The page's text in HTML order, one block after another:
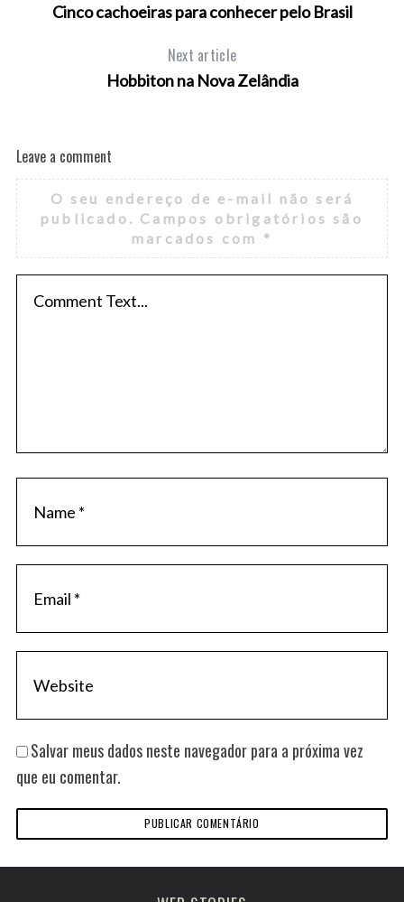
Cinco cachoeiras para conhecer pelo Brasil
Next article
Hobbiton na Nova Zelândia
Leave a comment
O seu endereço de e-mail não será
publicado. Campos obrigatórios são
marcados com *
Salvar meus dados neste navegador para a próxima vez
que eu comentar.